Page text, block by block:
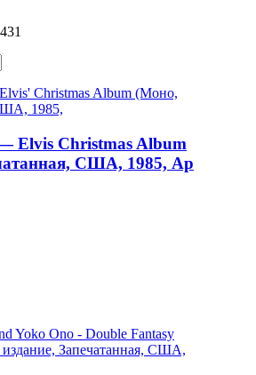
Elvis Christmas Album
США, 1985, Ар